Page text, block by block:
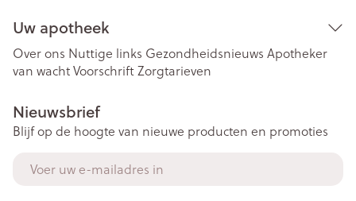
Uw apotheek
Over ons Nuttige links Gezondheidsnieuws Apotheker
van wachtVoorschriftZorgtarieven
Nieuwsbrief
Blijf op de hoogte van nieuwe producten en promoties